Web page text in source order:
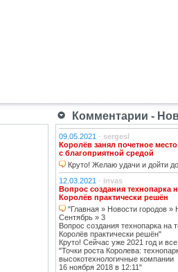
Комментарии -
09.05.2021 - sergesl
Королёв занял почетное
с благоприятной средой
Круто! Желаю удачи и дойти
12.03.2021 - invas
Вопрос создания технопарка
Королёв практически решён
"Главная » Новости городов »
Сентябрь » 3
Вопрос создания технопарка на
Королёв практически решён"
Круто! Сейчас уже 2021 год и
"Точки роста Королева:
высокотехнологичные компании
16 ноября 2018 в 12:11"